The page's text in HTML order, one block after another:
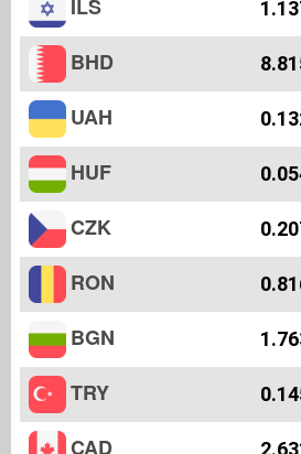
ILS
BHD
UAH
HUF
CZK
RON
BGN
TRY
CAD